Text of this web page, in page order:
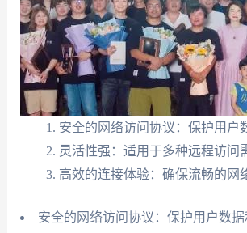
安全的网络访问协议：保护用户
灵活性强：适用于多种远程访问
高效的连接体验：确保流畅的网
安全的网络访问协议：保护用户数据